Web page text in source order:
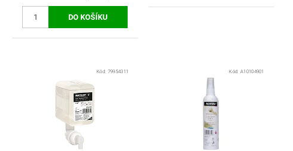
Kód: 79954311 Kód: A10104901